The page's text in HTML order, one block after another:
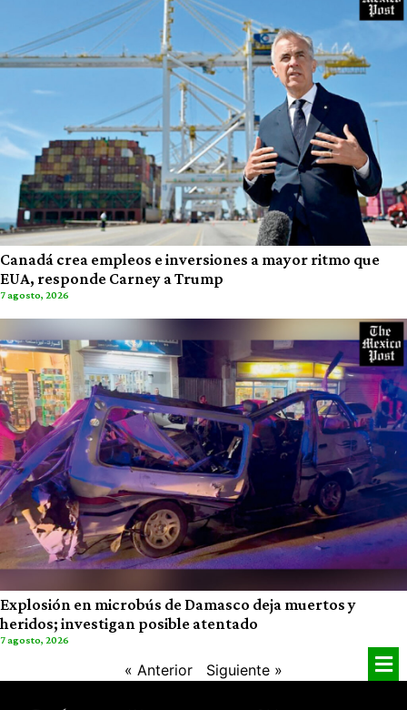
Canadá crea empleos e inversiones a mayor ritmo que
EUA, responde Carney a Trump
7 agosto, 2026
Explosión en microbús de Damasco deja muertos y
heridos; investigan posible atentado
7 agosto, 2026
« Anterior Siguiente »